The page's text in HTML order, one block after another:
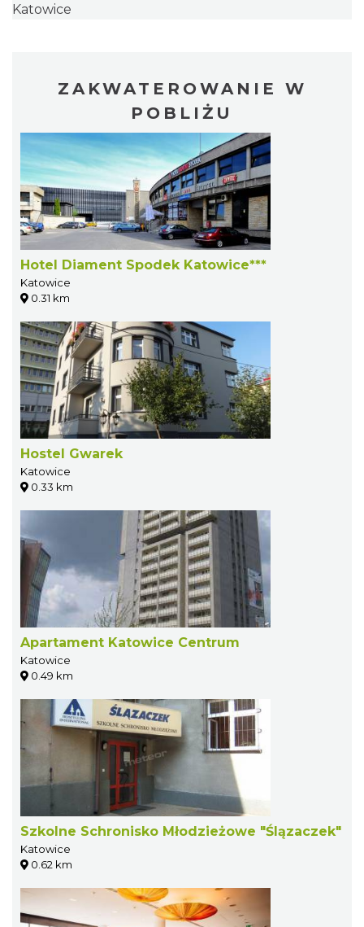
Katowice
ZAKWATEROWANIE W
POBLIŻU
Hotel Diament Spodek Katowice***
Katowice
0.31 km
Hostel Gwarek
Katowice
0.33 km
Apartament Katowice Centrum
Katowice
0.49 km
Szkolne Schronisko Młodzieżowe "Ślązaczek"
Katowice
0.62 km